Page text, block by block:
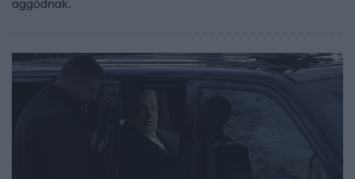
aggódnak.